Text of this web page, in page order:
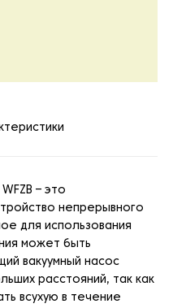
– это
непрерывного
для использования
может быть
вакуумный насос
расстояний, так как
всухую в течение